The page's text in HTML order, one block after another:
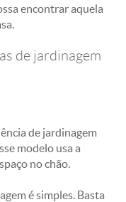
encontrar aquela
de jardinagem
de jardinagem
modelo usa a
no chão.
é simples. Basta